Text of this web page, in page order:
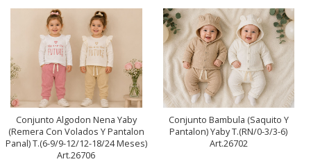
de
quantity
3/3-
6/6-
meses)
Art.26606
quantity
Conjunto Algodon Nena Yaby
(Remera Con Volados Y Pantalon
Panal) T.(6-9/9-12/12-18/24 Meses)
Art.26706
Conjunto
Algodon
Nena
Yaby
Añadir Al Carrito
Conjunto Bambula (saquito Y
Pantalon) Yaby T.(RN/0-3/3-6)
Art.26702
Conjunto
Bambula
(saquito
Añadir Al Carrito